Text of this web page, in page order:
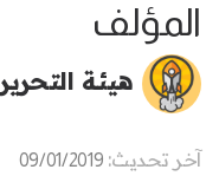
المؤلف
هيئة التحرير
آخر تحديث: 09/01/2019